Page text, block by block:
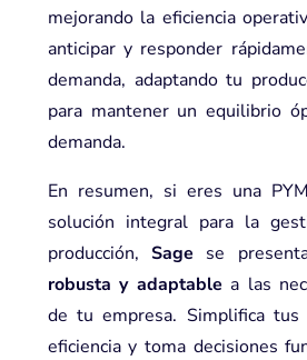
mejorando la eficiencia
anticipar y responder
demanda, adaptando tu
para mantener un equilibrio
demanda.
En resumen, si eres una
solución integral para la
producción,Sage se
robusta y adaptable a las
de tu empresa. Simplifica tus
eficiencia y toma decisiones